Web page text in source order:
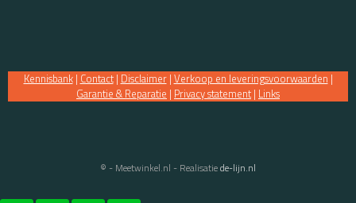
Kennisbank| Contact| Disclaimer| Verkoop en leveringsvoorwaarden |
Garantie & Reparatie | Privacy statement | Links
© - Meetwinkel.nl - Realisatiede-lijn.nl